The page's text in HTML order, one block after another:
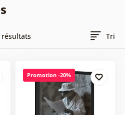
résultats Tri
Promotion -20%